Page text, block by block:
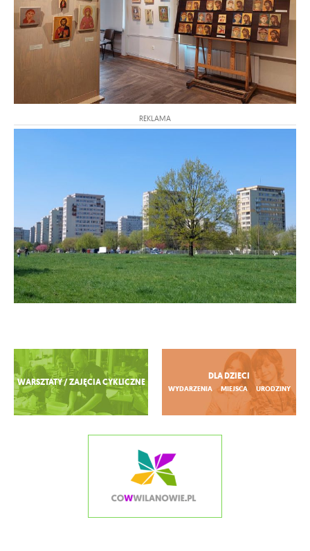
REKLAMA
Zobacz więcej
WARSZTATY / ZAJĘCIA CYKLICZNE
DLA DZIECI
WYDARZENIA MIEJSCA URODZINY